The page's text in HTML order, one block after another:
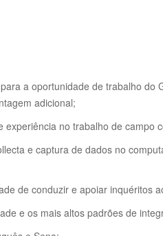
a oportunidade de trabalho do
adicional;
experiência no trabalho de campo
e captura de dados no
de conduzir e apoiar inquéritos
e os mais altos padrões de